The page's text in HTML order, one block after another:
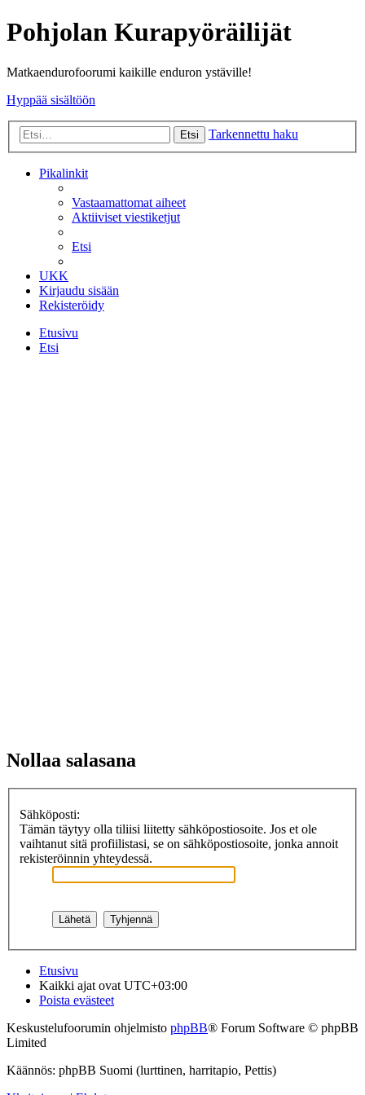
Pohjolan Kurapyöräilijät
Matkaendurofoorumi kaikille enduron ystäville!
Hyppää sisältöön
Etsi Tarkennettu haku
Pikalinkit
Vastaamattomat aiheet
Aktiiviset viestiketjut
Etsi
UKK
Kirjaudu sisään
Rekisteröidy
Etusivu
Etsi
Nollaa salasana
Sähköposti:
Tämän täytyy olla tiliisi liitetty sähköpostiosoite. Jos et ole
vaihtanut sitä profiilistasi, se on sähköpostiosoite, jonka annoit
rekisteröinnin yhteydessä.
Etusivu
Kaikki ajat ovat UTC+03:00
Poista evästeet
Keskustelufoorumin ohjelmisto phpBB® Forum Software © phpBB
Limited
Käännös: phpBB Suomi (lurttinen, harritapio, Pettis)